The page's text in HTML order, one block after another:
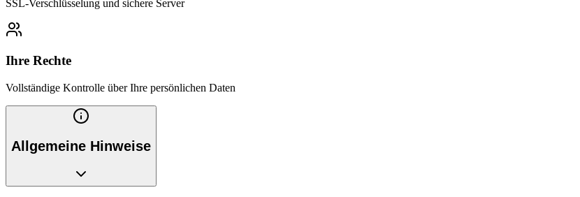
SSL-Verschlüsselung und sichere Server
Ihre Rechte
Vollständige Kontrolle über Ihre persönlichen Daten
Allgemeine Hinweise